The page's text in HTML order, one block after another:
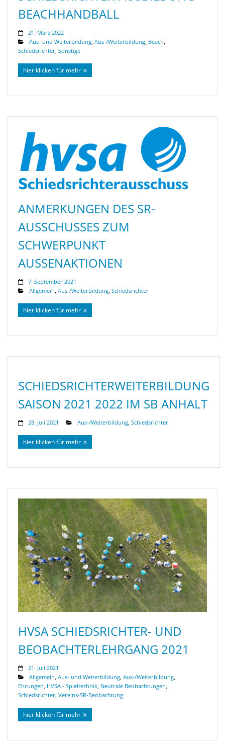
BEACHHANDBALL
21. März 2022
Aus- und Weiterbildung Aus-/Weiterbildung Beach
Schiedsrichter Sonstige
hier klicken für mehr
ANMERKUNGEN DES SR-
AUSSCHUSSES ZUM
SCHWERPUNKT
AUSSENAKTIONEN
7. September 2021
Allgemein Aus-/Weiterbildung Schiedsrichter
hier klicken für mehr
SCHIEDSRICHTERWEITERBILDUNG
SAISON 2021 2022 IM SB ANHALT
28. Juli 2021 Aus-/Weiterbildung Schiedsrichter
hier klicken für mehr
HVSA SCHIEDSRICHTER- UND
BEOBACHTERLEHRGANG 2021
21. Juli 2021
Allgemein Aus- und Weiterbildung Aus-/Weiterbildung
Ehrungen HVSA - Spieltechnik Neutrale Beobachtungen
Schiedsrichter Vereins-SR-Beobachtung
hier klicken für mehr